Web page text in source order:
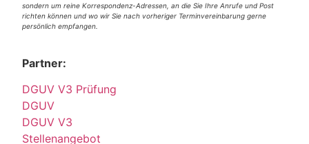
sondern um reine Korrespondenz-Adressen, an die Sie Ihre Anrufe und Post
richten können und wo wir Sie nach vorheriger Terminvereinbarung gerne
persönlich empfangen.
Partner:
DGUV V3 Prüfung
DGUV
DGUV V3
Stellenangebot